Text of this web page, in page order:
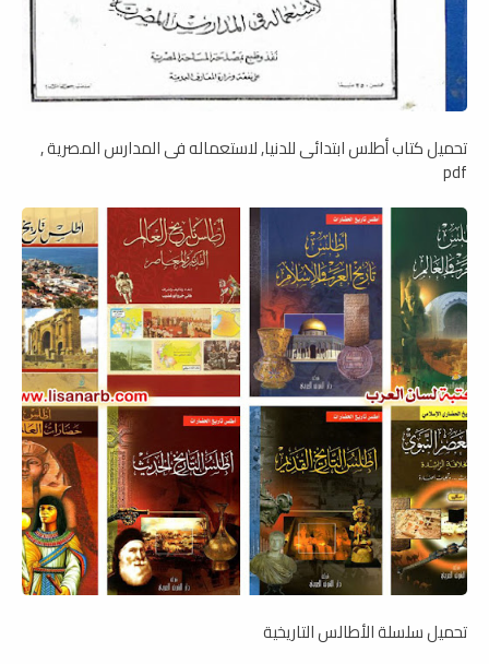
تحميل كتاب أطلس ابتدائى للدنيا, لاستعماله فى المدارس المصرية ,
pdf
تحميل سلسلة الأطالس التاريخية